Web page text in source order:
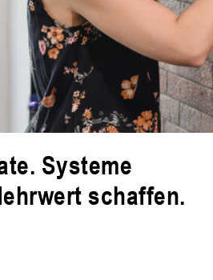
Systeme
schaffen.